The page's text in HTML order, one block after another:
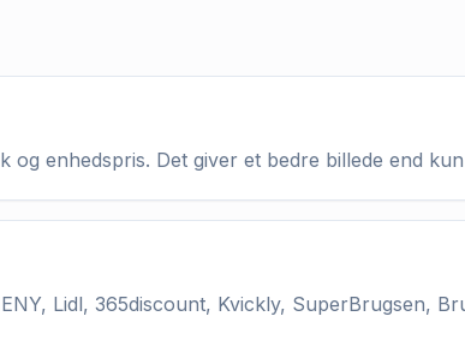
enhedspris. Det giver et bedre billede end
Lidl, 365discount, Kvickly, SuperBrugsen,